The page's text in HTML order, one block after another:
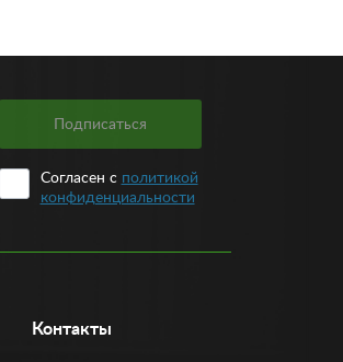
Подписаться
Согласен с политикой
конфиденциальности
Контакты